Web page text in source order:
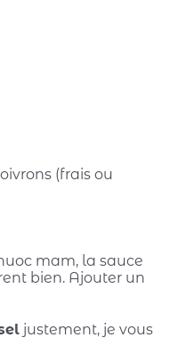
(frais ou
mam, la sauce
bien. Ajouter un
justement, je vous